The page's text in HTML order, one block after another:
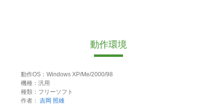
動作環境
動作OS：Windows XP/Me/2000/98
機種：汎用
種類：フリーソフト
作者： 吉岡 照雄